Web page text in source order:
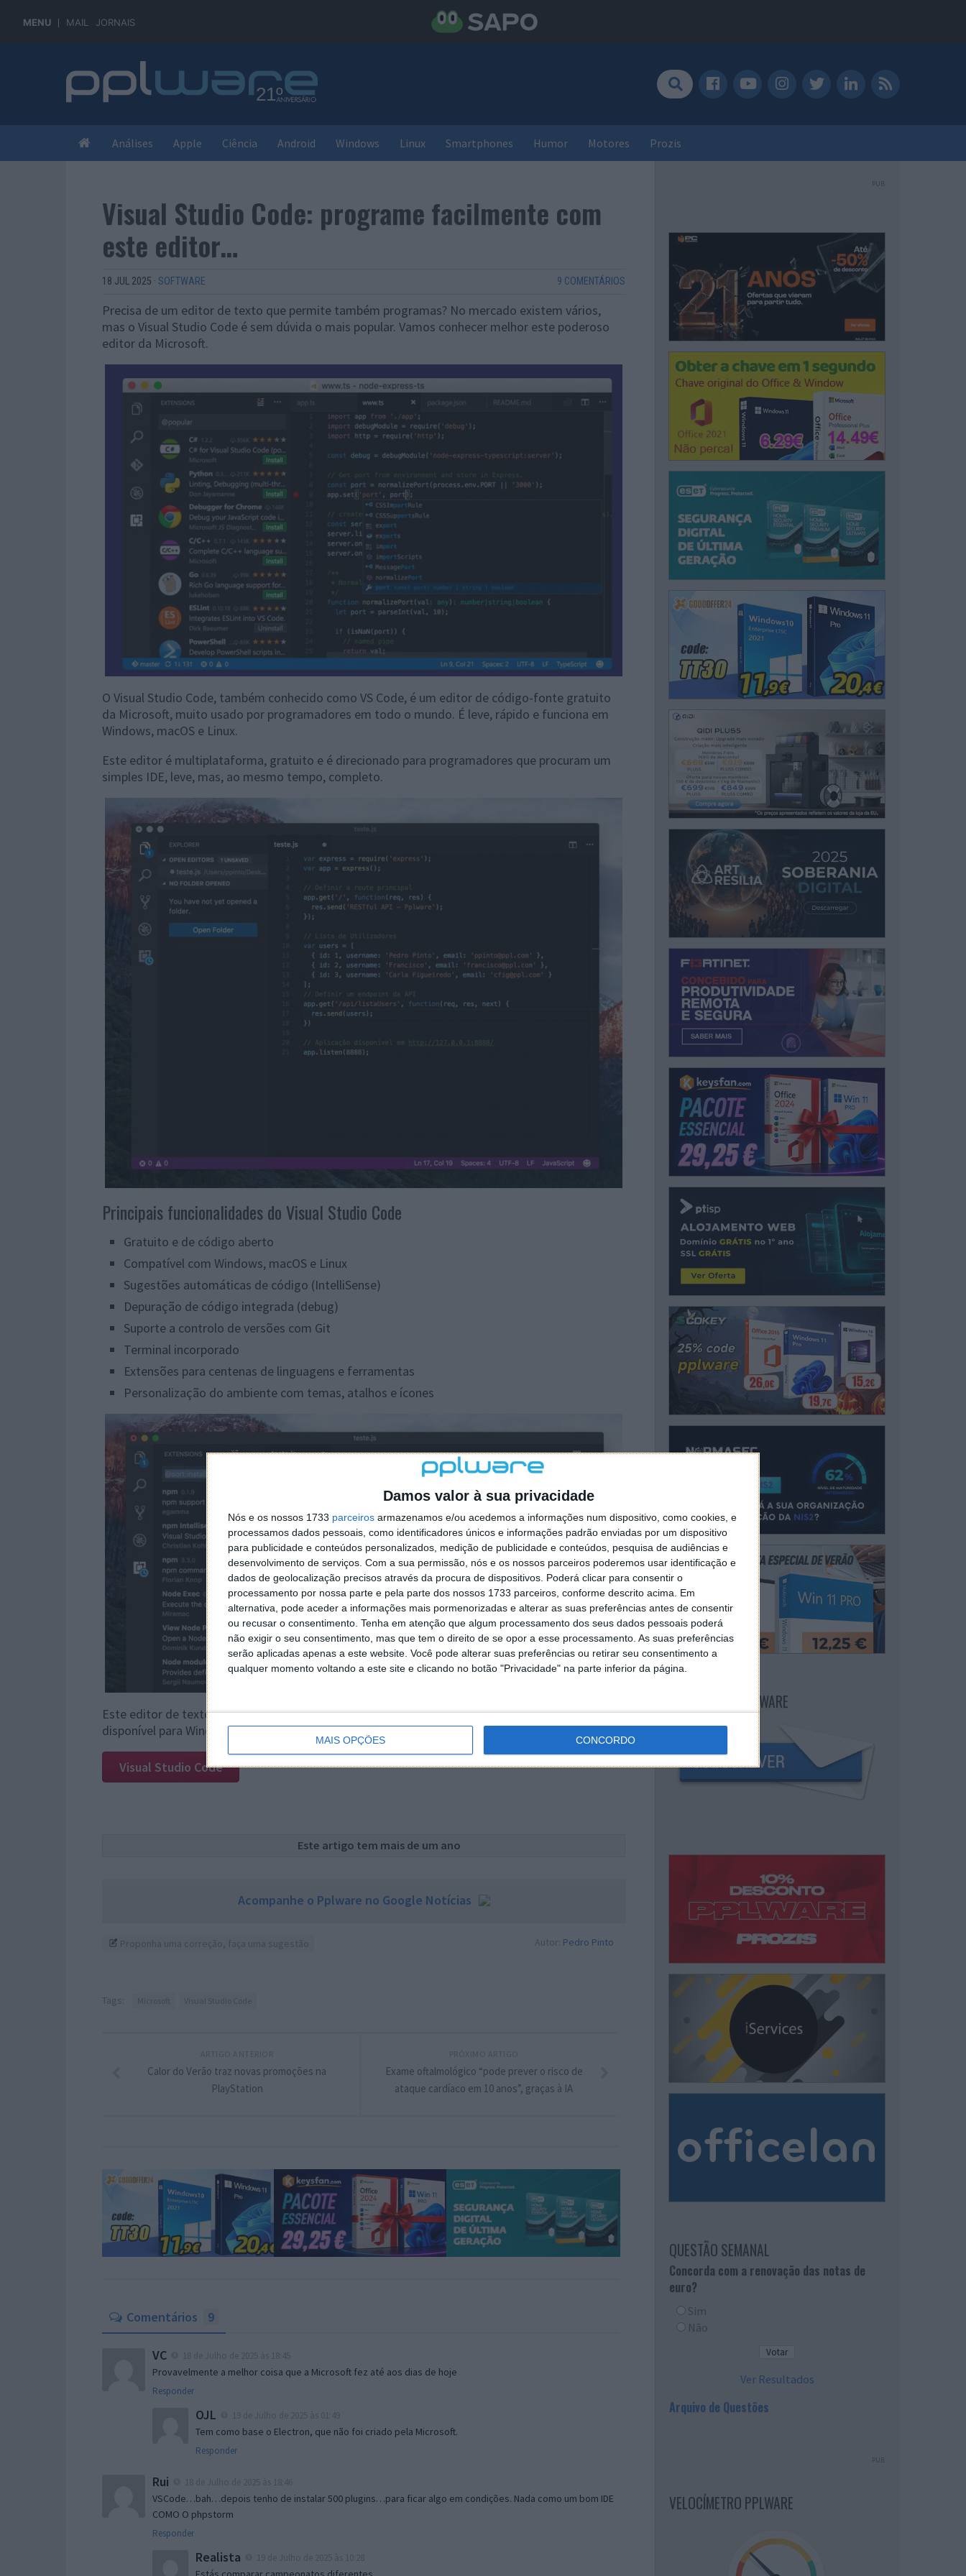
Damos valor à sua privacidade
Nós e os nossos 1733 parceiros armazenamos e/ou acedemos a informações num dispositivo, como cookies, e
processamos dados pessoais, como identificadores únicos e informações padrão enviadas por um dispositivo
para publicidade e conteúdos personalizados, medição de publicidade e conteúdos, pesquisa de audiências e
desenvolvimento de serviços. Com a sua permissão, nós e os nossos parceiros poderemos usar identificação e
dados de geolocalização precisos através da procura de dispositivos. Poderá clicar para consentir o
processamento por nossa parte e pela parte dos nossos 1733 parceiros, conforme descrito acima. Em
alternativa, pode aceder a informações mais pormenorizadas e alterar as suas preferências antes de consentir
ou recusar o consentimento. Tenha em atenção que algum processamento dos seus dados pessoais poderá
não exigir o seu consentimento, mas que tem o direito de se opor a esse processamento. As suas preferências
serão aplicadas apenas a este website. Você pode alterar suas preferências ou retirar seu consentimento a
qualquer momento voltando a este site e clicando no botão "Privacidade" na parte inferior da página.
MAIS OPÇÕES CONCORDO
MENU MAIL JORNAIS
Análises Apple Ciência Android Windows Linux Smartphones Humor Motores Prozis
Visual Studio Code: programe facilmente com
este editor…
18 JUL 2025 · SOFTWARE 9 COMENTÁRIOS
Precisa de um editor de texto que permite também programas? No mercado existem vários,
mas o Visual Studio Code é sem dúvida o mais popular. Vamos conhecer melhor este poderoso
editor da Microsoft.
O Visual Studio Code, também conhecido como VS Code, é um editor de código-fonte gratuito
da Microsoft, muito usado por programadores em todo o mundo. É leve, rápido e funciona em
Windows, macOS e Linux.
Este editor é multiplataforma, gratuito e é direcionado para programadores que procuram um
simples IDE, leve, mas, ao mesmo tempo, completo.
Principais funcionalidades do Visual Studio Code
Gratuito e de código aberto
Compatível com Windows, macOS e Linux
Sugestões automáticas de código (IntelliSense)
Depuração de código integrada (debug)
Suporte a controlo de versões com Git
Terminal incorporado
Extensões para centenas de linguagens e ferramentas
Personalização do ambiente com temas, atalhos e ícones
Este editor de texto tem recebido várias melhorias desde que foi lançado e, como referido, está
disponível para Windows, Linux e macOS.
Visual Studio Code
Este artigo tem mais de um ano
Acompanhe o Pplware no Google Notícias
Autor: Pedro Pinto
Tags:
Exame oftalmológico “pode prever o risco de
ataque cardíaco em 10 anos”, graças à IA
Calor do Verão traz novas promoções na
PlayStation
Comentários 9
VC
Provavelmente a melhor coisa que a Microsoft fez até aos dias de hoje
Responder
OJL
Tem como base o Electron, que não foi criado pela Microsoft.
Responder
Rui
VSCode…bah…depois tenho de instalar 500 plugins…para ficar algo em condições. Nada como um bom IDE
COMO O phpstorm
Responder
Realista
PUB
NEWSLETTER PPLWARE
QUESTÃO SEMANAL
Concorda com a renovação das notas de
euro?
Sim
Não
Ver Resultados
Arquivo de Questões
PUB
VELOCÍMETRO PPLWARE